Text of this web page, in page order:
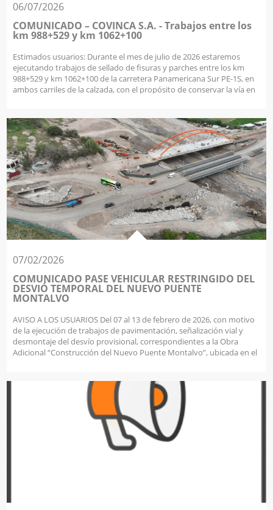
06/07/2026
COMUNICADO – COVINCA S.A. - Trabajos entre los
km 988+529 y km 1062+100
Estimados usuarios: Durante el mes de julio de 2026 estaremos
ejecutando trabajos de sellado de fisuras y parches entre los km
988+529 y km 1062+100 de la carretera Panamericana Sur PE-1S, en
ambos carriles de la calzada, con el propósito de conservar la vía en
temporales de tránsito, por lo que agradecemos su comprensión y
colaboración. En COVINCA seguimos trabajando para ofrecer
carreteras seguras, priorizando siempre tu comodidad y
satisfacción.
07/02/2026
COMUNICADO PASE VEHICULAR RESTRINGIDO DEL
DESVIÓ TEMPORAL DEL NUEVO PUENTE
MONTALVO
AVISO A LOS USUARIOS Del 07 al 13 de febrero de 2026, con motivo
de la ejecución de trabajos de pavimentación, señalización vial y
desmontaje del desvío provisional, correspondientes a la Obra
Adicional “Construcción del Nuevo Puente Montalvo”, ubicada en el
circulación alternada por un solo carril, durante la jornada de
trabajo. Las medidas adoptadas tienen por finalidad garantizar la
seguridad de los usuarios y del personal en obra, así como asegurar
la adecuada ejecución de los trabajos programados. Agradecemos
su comprensión y solicitamos respetar la señalización y las
indicaciones del personal en campo.. COVINCA S.A. Impulsando la
integración en el sur del Perú